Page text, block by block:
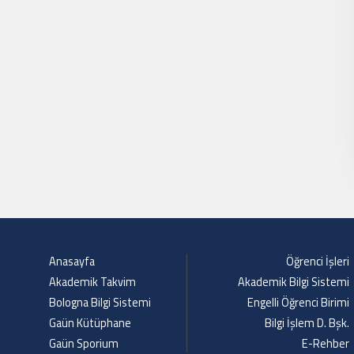
Anasayfa
Akademik Takvim
Bologna Bilgi Sistemi
Gaün Kütüphane
Gaün Sporium
Öğrenci İşleri
Akademik Bilgi Sistemi
Engelli Öğrenci Birimi
Bilgi İşlem D. Bşk.
E-Rehber